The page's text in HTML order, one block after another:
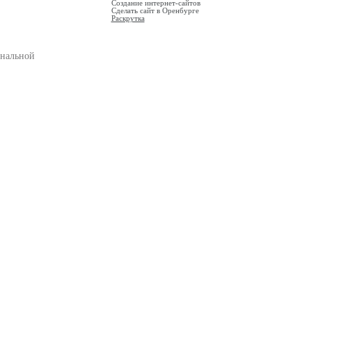
Cоздание интернет-сайтов
Сделать сайт в Оренбурге
Раскрутка
конструктора Qform.io